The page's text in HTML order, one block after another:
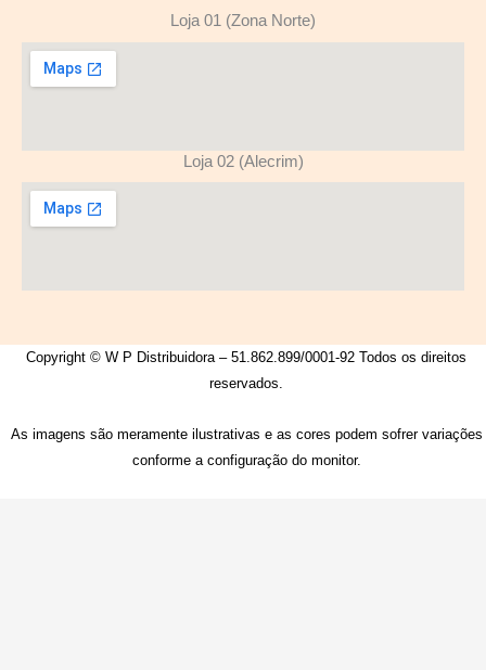
Loja 01 (Zona Norte)
Loja 02 (Alecrim)
Copyright © W P Distribuidora – 51.862.899/0001-92 Todos os direitos
reservados.
As imagens são meramente ilustrativas e as cores podem sofrer variações
conforme a configuração do monitor.